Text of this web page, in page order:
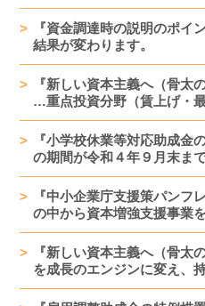
『資金調達時の説明のポ
結果が変わります。
『新しい資本主義へ（骨太
…重点投資分野（賃上げ・最
『小学校休業等対応助成
の期間が令和４年９月末ま
『中小企業庁支援策パン
の中から資本増強支援事業
『新しい資本主義へ（骨
を成長のエンジンに変え、